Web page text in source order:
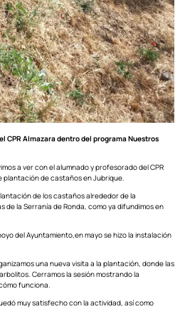
CPR Almazara dentro del programa Nuestros
a ver con el alumnado y profesorado del CPR
de castaños en Jubrique.
de los castaños alrededor de la
la Serranía de Ronda, como ya difundimos en
del Ayuntamiento,en mayo se hizo la instalación
una nueva visita a la plantación, donde las
Cerramos la sesión mostrando la
funciona.
muy satisfecho con la actividad, así como